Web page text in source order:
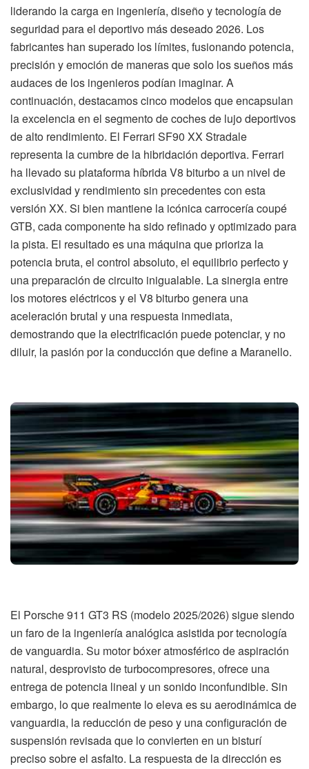
liderando la carga en ingeniería, diseño y tecnología de
seguridad para el deportivo más deseado 2026. Los
fabricantes han superado los límites, fusionando potencia,
precisión y emoción de maneras que solo los sueños más
audaces de los ingenieros podían imaginar. A
continuación, destacamos cinco modelos que encapsulan
la excelencia en el segmento de coches de lujo deportivos
de alto rendimiento. El Ferrari SF90 XX Stradale
representa la cumbre de la hibridación deportiva. Ferrari
ha llevado su plataforma híbrida V8 biturbo a un nivel de
exclusividad y rendimiento sin precedentes con esta
versión XX. Si bien mantiene la icónica carrocería coupé
GTB, cada componente ha sido refinado y optimizado para
la pista. El resultado es una máquina que prioriza la
potencia bruta, el control absoluto, el equilibrio perfecto y
una preparación de circuito inigualable. La sinergia entre
los motores eléctricos y el V8 biturbo genera una
aceleración brutal y una respuesta inmediata,
demostrando que la electrificación puede potenciar, y no
diluir, la pasión por la conducción que define a Maranello.
El Porsche 911 GT3 RS (modelo 2025/2026) sigue siendo
un faro de la ingeniería analógica asistida por tecnología
de vanguardia. Su motor bóxer atmosférico de aspiración
natural, desprovisto de turbocompresores, ofrece una
entrega de potencia lineal y un sonido inconfundible. Sin
embargo, lo que realmente lo eleva es su aerodinámica de
vanguardia, la reducción de peso y una configuración de
suspensión revisada que lo convierten en un bisturí
preciso sobre el asfalto. La respuesta de la dirección es